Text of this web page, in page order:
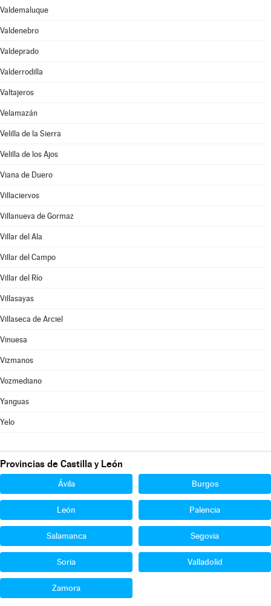
Valdemaluque
Valdenebro
Valdeprado
Valderrodilla
Valtajeros
Velamazán
Velilla de la Sierra
Velilla de los Ajos
Viana de Duero
Villaciervos
Villanueva de Gormaz
Villar del Ala
Villar del Campo
Villar del Río
Villasayas
Villaseca de Arciel
Vinuesa
Vizmanos
Vozmediano
Yanguas
Yelo
Provincias de Castilla y León
Ávila Burgos
León Palencia
Salamanca Segovia
Soria Valladolid
Zamora